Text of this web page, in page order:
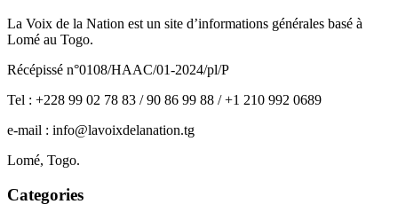
La Voix de la Nation est un site d’informations générales basé à
Lomé au Togo.
Récépissé n°0108/HAAC/01-2024/pl/P
Tel : +228 99 02 78 83 / 90 86 99 88 / +1 210 992 0689
e-mail : info@lavoixdelanation.tg
Lomé, Togo.
Categories